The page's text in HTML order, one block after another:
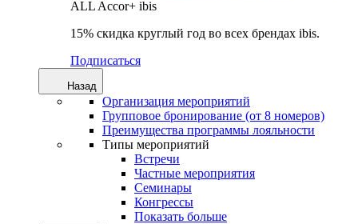
ALL Accor+ ibis
15% скидка круглый год во всех брендах ibis.
Подписаться
Назад
Организация мероприятий
Групповое бронирование (от 8 номеров)
Преимущества программы лояльности
Типы мероприятий
Встречи
Частные мероприятия
Семинары
Конгрессы
Показать больше